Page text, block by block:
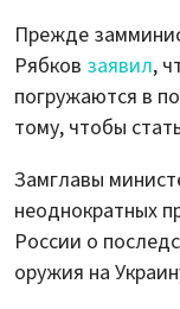
Прежде
Рябков заявил,
погружаются в
тому, чтобы
Замглавы
неоднократных
России о
оружия на